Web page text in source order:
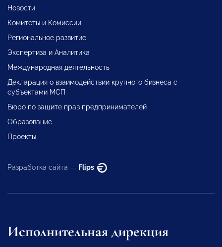
Новости
Комитеты и Комиссии
Региональное развитие
Экспертиза и Аналитика
Международная деятельность
Декларация о взаимодействии крупного бизнеса с
субъектами МСП
Бюро по защите прав предпринимателей
Образование
Проекты
Разработка сайта — Flips
Исполнительная дирекция